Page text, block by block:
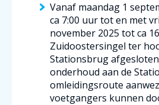
Vanaf maandag 1
ca 7:00 uur tot en met
november 2025 tot ca
Zuidoostersingel ter
Stationsbrug
onderhoud aan de
omleidingsroute
voetgangers kunnen